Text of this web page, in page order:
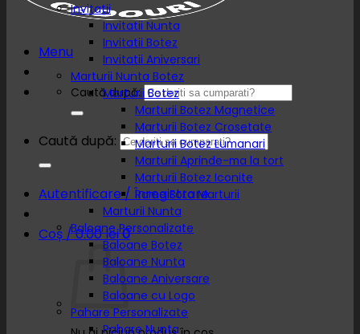
Menu
Caută după:
Caută după:
Autentificare / Înregistrare
Coș /0.00lei0
Invitatii
Invitatii Nunta
Invitatii Botez
Invitatii Aniversari
Marturii Nunta Botez
Marturii Botez
Marturii Botez Magnetice
Marturii Botez Crosetate
Marturii Botez Lumanari
Marturii Aprinde-ma la tort
Marturii Botez Iconite
Rame Foto Marturii
Marturii Nunta
Baloane Personalizate
Baloane Botez
Baloane Nunta
Baloane Aniversare
Baloane cu Logo
Pahare Personalizate
Pahare Nunta